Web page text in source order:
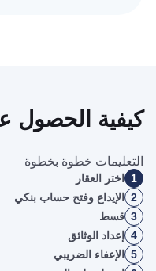
التعليمات خطوة بخطوة
1
اختر العقار
2
الإيداع وفتح حساب بنكي
3 قسط
4
إعداد الوثائق